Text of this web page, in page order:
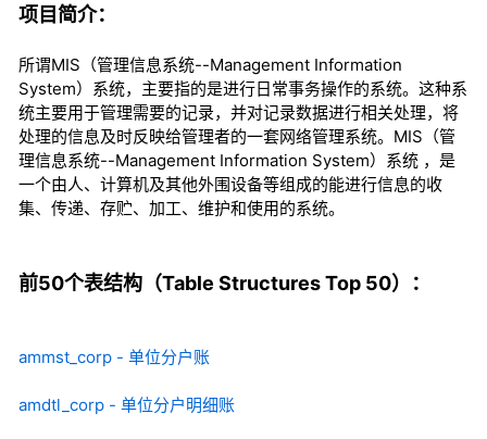
项目简介：
所谓MIS（管理信息系统--Management Information
System）系统，主要指的是进行日常事务操作的系统。这种系
统主要用于管理需要的记录，并对记录数据进行相关处理，将
处理的信息及时反映给管理者的一套网络管理系统。MIS（管
理信息系统--Management Information System）系统 ，是
一个由人、计算机及其他外围设备等组成的能进行信息的收
集、传递、存贮、加工、维护和使用的系统。
前50个表结构（Table Structures Top 50）：
ammst_corp - 单位分户账
amdtl_corp - 单位分户明细账